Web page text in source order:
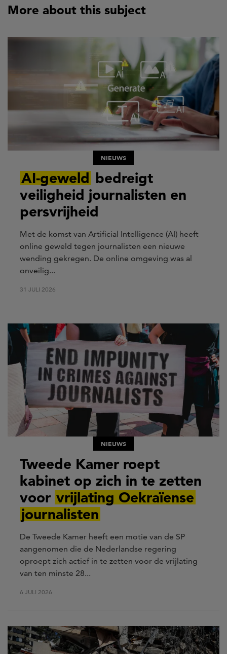
More about this subject
NIEUWS
AI-geweld bedreigt
veiligheid journalisten en
persvrijheid
Met de komst van Artificial Intelligence (AI) heeft
online geweld tegen journalisten een nieuwe
wending gekregen. De online omgeving was al
onveilig...
31 JULI 2026
NIEUWS
Tweede Kamer roept
kabinet op zich in te zetten
voor vrijlating Oekraïense
journalisten
De Tweede Kamer heeft een motie van de SP
aangenomen die de Nederlandse regering
oproept zich actief in te zetten voor de vrijlating
van ten minste 28...
6 JULI 2026